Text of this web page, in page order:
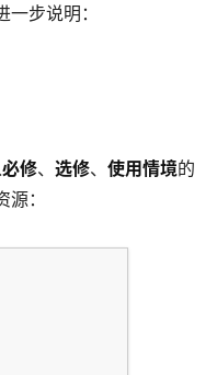
步说明：
必修、 选修、 使用情境的
：